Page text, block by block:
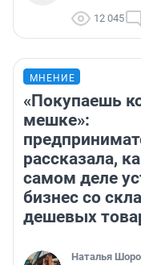
12 045
МНЕНИЕ
«Покупаешь
мешке»:
рассказала,
самом деле
бизнес со
дешевых
Наталья